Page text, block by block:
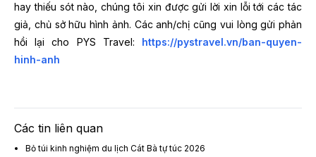
hay thiếu sót nào, chúng tôi xin được gửi lời xin lỗi tới các tác
giả, chủ sở hữu hình ảnh. Các anh/chị cũng vui lòng gửi phản
hồi lại cho PYS Travel: https://pystravel.vn/ban-quyen-
hinh-anh
Các tin liên quan
Bỏ túi kinh nghiệm du lịch Cát Bà tự túc 2026